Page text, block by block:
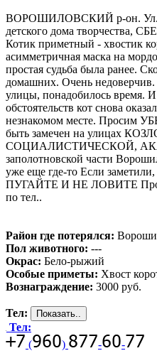
ВОРОШИЛОВСКИЙ р-он. Ул.
детского дома творчества,
Котик приметный - хвостик
асимметричная маска на
простая судьба была ранее.
домашних. Очень недоверчив.
улицы, понадобилось время.
обстоятельств кот снова
незнакомом месте. Просим
быть замечен на улицах
СОЦИАЛИСТИЧЕСКОЙ,
заполотновской части
уже еще где-то Если
ПУГАЙТЕ И НЕ ЛОВИТЕ
по тел..
Район где потерялся:
Пол животного: ---
Окрас: Бело-рыжий
Особые приметы: Хвост
Вознаграждение: 3000 руб.
Тел:
Тел:
(
) - -